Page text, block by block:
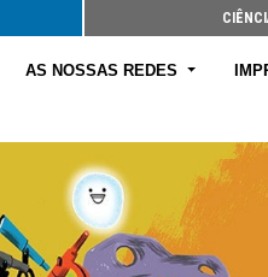
AS NOSSAS REDES